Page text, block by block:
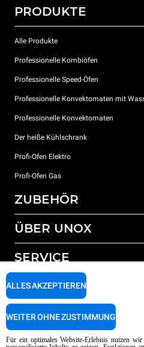
PRODUKTE
Alle Produkte
Professionelle Kombiöfen
Professionelle Speed-Öfen
Professionelle Konvektomaten mit
Professionelle Konvektomaten
Der heiße Kühlschrank
Profi-Ofen Elektro
Profi-Ofen Gas
ZUBEHÖR
Gesamtes Zubehör
Wasseraufbereitung mit Kunstharzfiltern
Wasseraufbereitung durch
ÜBER UNOX
Unsere Standorte weltweit
SERVICE
Unox garantie
Händler Suche
Für ein optimales Website-Erlebnis nutzen
ALLES AKZEPTIEREN
WEITER OHNE ZUSTIMMUNG